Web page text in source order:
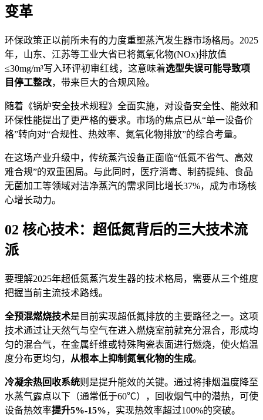
变革
环保政策正以前所未有的力度重塑蒸汽发生器市场格局。2025
年，山东、江苏等工业大省已将氮氧化物(NOx)排放值
≤30mg/m³写入环评初审红线，这意味着选型失误可能导致项
目停工整改，带来巨大的合规风险。
随着《锅炉安全技术规程》全面实施，对设备安全性、能效和
环保性能提出了更严格的要求。市场的焦点已从“单一设备价
格”转向对“合规性、热效率、氮氧化物排放”的综合考量。
在这场产业升级中，传统蒸汽设备正面临“低氮不省气、高效
难合规”的双重困局。与此同时，医疗消毒、制药提纯、食品
无菌加工等领域对洁净蒸汽的需求同比增长37%，成为市场核
心增长动力。
02 核心技术：超低氮背后的三大技术流
派
要理解2025年超低氮蒸汽发生器的技术格局，需要从三个维度
把握当前主流技术路线。
全预混燃烧技术是目前实现超低氮排放的主要路径之一。这项
技术通过让天然气与空气在进入燃烧室前就充分混合，形成均
匀的混合气，在金属纤维或特殊陶瓷表面进行燃烧，使火焰温
度分布更均匀， 从根本上抑制氮氧化物的生成。
冷凝余热回收系统则是提升能效的关键。通过将排烟温度降至
水蒸气露点以下（通常低于60℃），回收烟气中的潜热，可使
设备热效率提升5%-15%，实现热效率超过100%的突破。